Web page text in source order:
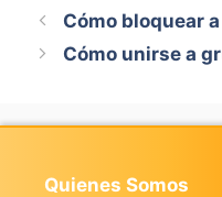
Cómo bloquear
Cómo unirse a
Quienes Somos